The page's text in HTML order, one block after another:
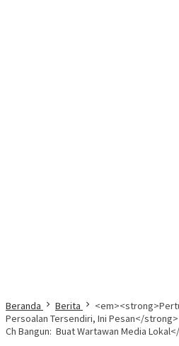
Beranda Berita
Persoalan Tersendiri, Ini Pesan</
Ch Bangun: Buat Wartawan Media